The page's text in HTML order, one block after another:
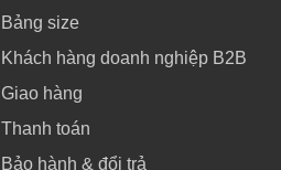
Bảng size
Khách hàng doanh nghiệp B2B
Giao hàng
Thanh toán
Bảo hành & đổi trả